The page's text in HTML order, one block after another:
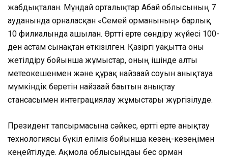
жабдықталған. Мұндай орталықтар Абай облысының 7
ауданында орналасқан «Семей орманының» барлық
10 филиалында ашылған. Өртті ерте сөндіру жүйесі 100-
ден астам сынақтан өткізілген. Қазіргі уақытта оны
жетілдіру бойынша жұмыстар, оның ішінде алты
метеокешенмен және құрғақ найзағай соғуын анықтауға
мүмкіндік беретін найзағай бағытын анықтау
стансасымен интеграциялау жұмыстары жүргізілуде.
Президент тапсырмасына сәйкес, өртті ерте анықтау
технологиясы бүкіл еліміз бойынша кезең-кезеңімен
кеңейтілуде. Ақмола облысындағы бес орман